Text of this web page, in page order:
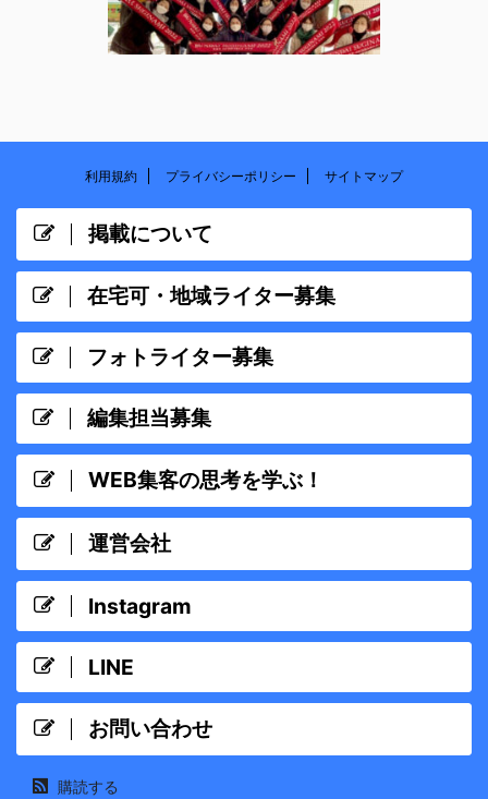
利用規約 プライバシーポリシー サイトマップ
掲載について
在宅可・地域ライター募集
フォトライター募集
編集担当募集
WEB集客の思考を学ぶ！
運営会社
Instagram
LINE
お問い合わせ
購読する